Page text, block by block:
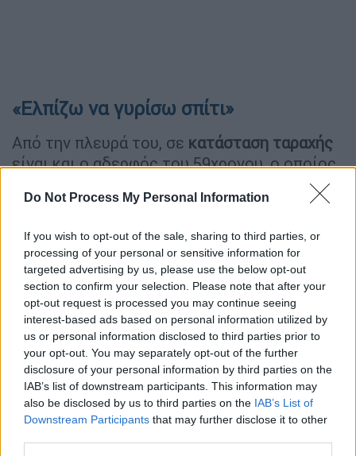
Do Not Process My Personal Information
If you wish to opt-out of the sale, sharing to third parties, or
processing of your personal or sensitive information for
targeted advertising by us, please use the below opt-out
section to confirm your selection. Please note that after your
opt-out request is processed you may continue seeing
interest-based ads based on personal information utilized by
us or personal information disclosed to third parties prior to
your opt-out. You may separately opt-out of the further
disclosure of your personal information by third parties on the
IAB’s list of downstream participants. This information may
also be disclosed by us to third parties on the IAB’s List of
Downstream Participants that may further disclose it to other
«Ελπίζω να γυρίσω σπίτι»
Από την πλευρά του, σε κατάσταση ταραχής
είναι και ο αδερφός του 59χρονου, o οποίος
εξέφρασε την ελπίδα να βρεθεί ο αδερφός
του. «Η μεγάλη μου ελπίδα είναι να τον
χέρια μου είναι δεμένα. Βγήκαν έξω για να
τον ψάξουν και μετά σκοτείνιασε. Πιστεύω
ότι θα έπρεπε να είναι στον προορισμό του
το απόγευμα και δεν ήταν. Ξέρω ότι από τις
7.38 μέχρι το απόγευμα ήταν περίπου 8 ώρες
που είχε φως, ήταν μέρα. Έχουν περάσει
σχεδόν 3 μέρες και είναι χωρίς νερό. Απλά
έχω τρελαθεί», δήλωσε στο MEGA.